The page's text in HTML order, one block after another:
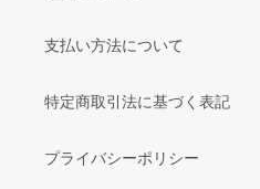
支払い方法について
特定商取引法に基づく表記
プライバシーポリシー